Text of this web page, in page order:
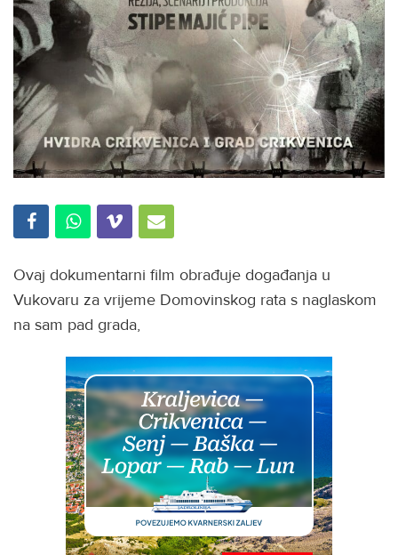
Ovaj dokumentarni film obrađuje događanja u
Vukovaru za vrijeme Domovinskog rata s naglaskom
na sam pad grada,